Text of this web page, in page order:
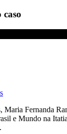
caso
Fernanda
e Mundo na